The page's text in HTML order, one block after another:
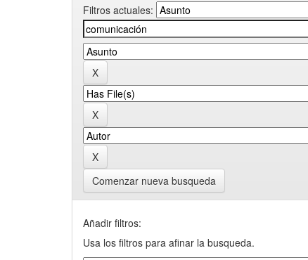
Filtros actuales:
Comenzar nueva busqueda
Añadir filtros:
Usa los filtros para afinar la busqueda.